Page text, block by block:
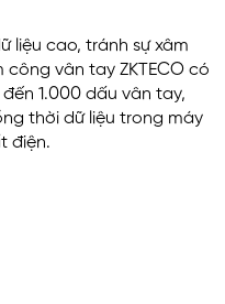
liệu cao, tránh sự xâm
vân tay ZKTECO có
1.000 dấu vân tay,
thời dữ liệu trong máy
điện.